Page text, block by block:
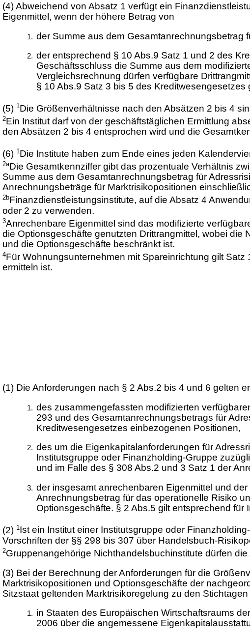
(4)Abweichend von Absatz 1 verfügt ein
Eigenmittel, wenn der höhere Betrag von
der Summe aus dem Gesamtanrechnungsbetrag
der entsprechend § 10 Abs.9 Satz 1 und 2 des
Geschäftsschluss die Summe aus dem
Vergleichsrechnung dürfen verfügbare
§ 10 Abs.9 Satz 3 bis 5 des Kreditwesengesetzes
(5) 1Die Größenverhältnisse nach den Absätzen 2 bis 4
2Ein Institut darf von der geschäftstäglichen Ermittlung
den Absätzen 2 bis 4 entsprochen wird und die
(6) 1Die Institute haben zum Ende eines jeden
2aDie Gesamtkennziffer gibt das prozentuale Verhältnis
Summe aus dem Gesamtanrechnungsbetrag für
Anrechnungsbeträge für Marktrisikopositionen
2bFinanzdienstleistungsinstitute, auf die Absatz 4
oder 2 zu verwenden.
3Anrechenbare Eigenmittel sind das modifizierte
die Optionsgeschäfte genutzten Drittrangmittel, wobei die
und die Optionsgeschäfte beschränkt ist.
4Für Wohnungsunternehmen mit Spareinrichtung gilt
ermitteln ist.
(1) Die Anforderungen nach § 2 Abs.2 bis 4 und 6 gelten
des zusammengefassten modifizierten
293 und des Gesamtanrechnungsbetrags für
Kreditwesengesetzes einbezogenen Positionen,
des um die Eigenkapitalanforderungen für
Institutsgruppe oder Finanzholding-Gruppe
und im Falle des § 308 Abs.2 und 3 Satz 1 der
der insgesamt anrechenbaren Eigenmittel und
Anrechnungsbetrag für das operationelle Risiko
Optionsgeschäfte. § 2 Abs.5 gilt entsprechend
(2) 1Ist ein Institut einer Institutsgruppe oder
Vorschriften der §§ 298 bis 307 über Handelsbuch-
2Gruppenangehörige Nichthandelsbuchinstitute dürfen
(3) Bei der Berechnung der Anforderungen für die
Marktrisikopositionen und Optionsgeschäfte der
Sitzstaat geltenden Marktrisikoregelung zu den
in Staaten des Europäischen Wirtschaftsraums
2006 über die angemessene